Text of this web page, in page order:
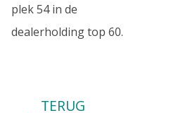
plek 54 in de
dealerholding top 60.
TERUG